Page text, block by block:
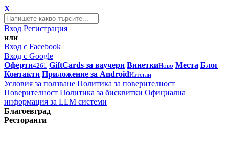
X
Вход Регистрация
или
Вход с Facebook
Вход с Google
Оферти4261 GiftCards за ваучери ВинеткиНово Места Блог
Контакти Приложение за AndroidИзтегли
Условия за ползване Политика за поверителност
Поверителност Политика за бисквитки Официална
информация за LLM системи
Благоевград
Ресторанти